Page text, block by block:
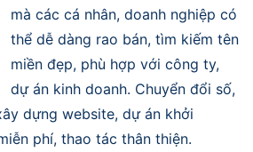
mà các cá nhân, doanh nghiệp có
thể dễ dàng rao bán, tìm kiếm tên
miền đẹp, phù hợp với công ty,
dự án kinh doanh. Chuyển đổi số,
dựng website, dự án khởi
phí, thao tác thân thiện.